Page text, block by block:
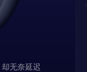
无奈延迟